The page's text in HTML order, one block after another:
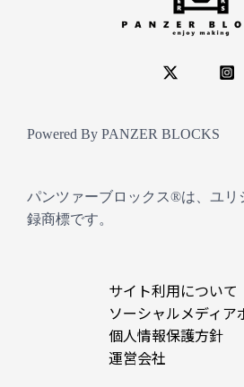
Powered By PANZER BLOCKS
パンツァーブロックス®は、ユリ
録商標です。
サイト利用について
ソーシャルメディア
個人情報保護方針
運営会社